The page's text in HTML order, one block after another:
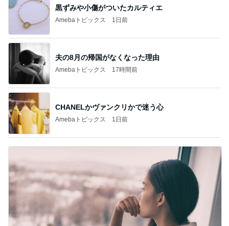
黒ずみや小傷がついたカルティエ
Amebaトピックス 1日前
夫の8月の帰国がなくなった理由
Amebaトピックス 17時間前
CHANELかヴァンクリかで迷う心
Amebaトピックス 1日前